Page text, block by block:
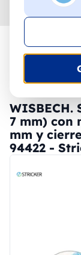
Home
🔥 -30%
WISBECH.
7 mm) con
mm y
94422 -